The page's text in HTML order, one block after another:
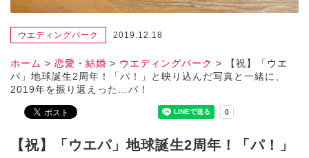
ウエディングパーク 2019.12.18
ホーム > 恋愛・結婚 > ウエディングパーク >
【祝】「ウエ
パ」地球誕生2周年！「パ！」と映り込んだ写真と一緒に、
2019年を振り返えった…パ！
【祝】「ウエパ」地球誕生2周年！「パ！」